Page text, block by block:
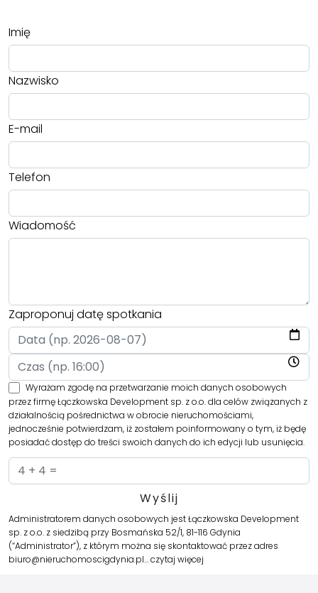
Imię
Nazwisko
E-mail
Telefon
Wiadomość
Zaproponuj datę spotkania
Wyrażam zgodę na przetwarzanie moich danych osobowych
przez firmę Łączkowska Development sp. z o.o. dla celów związanych z
działalnością pośrednictwa w obrocie nieruchomościami,
jednocześnie potwierdzam, iż zostałem poinformowany o tym, iż będę
posiadać dostęp do treści swoich danych do ich edycji lub usunięcia.
Administratorem danych osobowych jest Łączkowska Development
sp. z o.o. z siedzibą przy Bosmańska 52/1, 81-116 Gdynia
(“Administrator”), z którym można się skontaktować przez adres
biuro@nieruchomoscigdynia.pl…czytaj więcej